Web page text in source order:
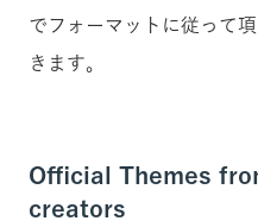
でフォーマットに従って
きます。
Official Themes
creators